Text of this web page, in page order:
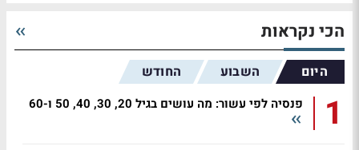
הכי נקראות
היום השבוע החודש
1 פנסיה לפי עשור: מה עושים בגיל 20, 30, 40, 50 ו-60